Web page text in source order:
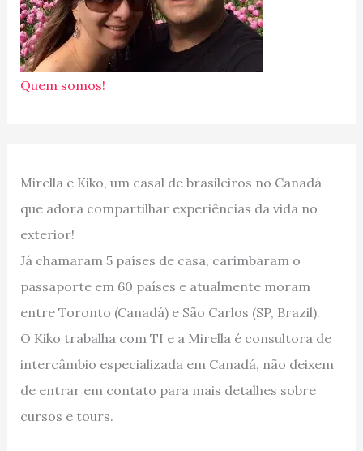
Quem somos!
Mirella e Kiko, um casal de brasileiros no Canadá
que adora compartilhar experiências da vida no
exterior!
Já chamaram 5 países de casa, carimbaram o
passaporte em 60 países e atualmente moram
entre Toronto (Canadá) e São Carlos (SP, Brazil).
O Kiko trabalha com TI e a Mirella é consultora de
intercâmbio especializada em Canadá, não deixem
de entrar em contato para mais detalhes sobre
cursos e tours.